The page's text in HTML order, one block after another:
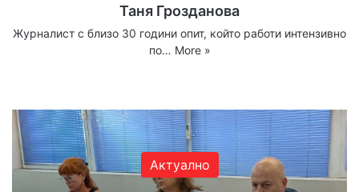
Таня Грозданова
Журналист с близо 30 години опит, който работи интензивно
по… More »
Актуално